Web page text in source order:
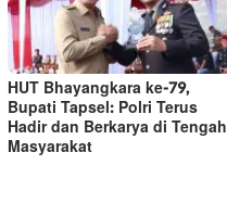
HUT Bhayangkara ke-79,
Bupati Tapsel: Polri Terus
Hadir dan Berkarya di Tengah
Masyarakat